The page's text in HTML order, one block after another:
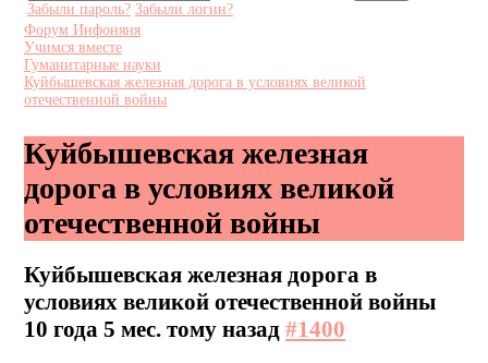
Забыли пароль? Забыли логин?
Форум Инфоняня
Учимся вместе
Гуманитарные науки
Куйбышевская железная дорога в условиях великой
отечественной войны
Куйбышевская железная
дорога в условиях великой
отечественной войны
Куйбышевская железная дорога в
условиях великой отечественной войны
10 года 5 мес. тому назад #1400